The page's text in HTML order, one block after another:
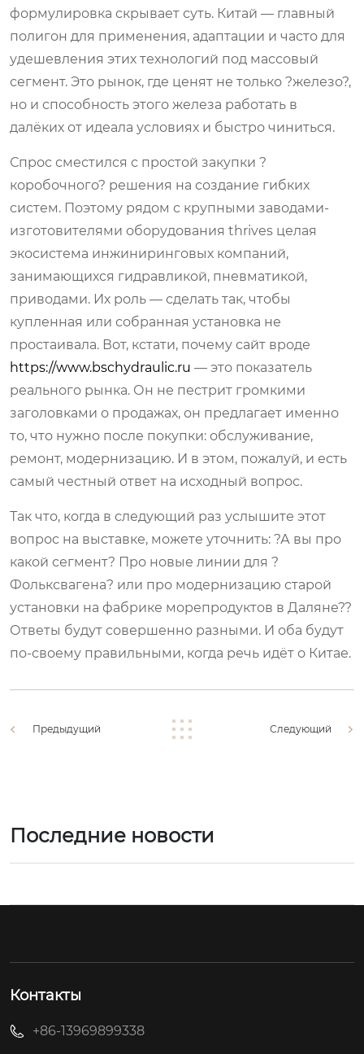
формулировка скрывает суть. Китай — главный
полигон для применения, адаптации и часто для
удешевления этих технологий под массовый
сегмент. Это рынок, где ценят не только ?железо?,
но и способность этого железа работать в
далёких от идеала условиях и быстро чиниться.
Спрос сместился с простой закупки ?
коробочного? решения на создание гибких
систем. Поэтому рядом с крупными заводами-
изготовителями оборудования thrives целая
экосистема инжиниринговых компаний,
занимающихся гидравликой, пневматикой,
приводами. Их роль — сделать так, чтобы
купленная или собранная установка не
простаивала. Вот, кстати, почему сайт вроде
https://www.bschydraulic.ru — это показатель
реального рынка. Он не пестрит громкими
заголовками о продажах, он предлагает именно
то, что нужно после покупки: обслуживание,
ремонт, модернизацию. И в этом, пожалуй, и есть
самый честный ответ на исходный вопрос.
Так что, когда в следующий раз услышите этот
вопрос на выставке, можете уточнить: ?А вы про
какой сегмент? Про новые линии для ?
Фольксвагена? или про модернизацию старой
установки на фабрике морепродуктов в Даляне??
Ответы будут совершенно разными. И оба будут
по-своему правильными, когда речь идёт о Китае.
Предыдущий Следующий
Последние новости
Контакты
+86-13969899338